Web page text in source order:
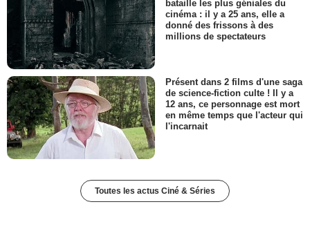
bataille les plus géniales du
cinéma : il y a 25 ans, elle a
donné des frissons à des
millions de spectateurs
Présent dans 2 films d'une saga
de science-fiction culte ! Il y a
12 ans, ce personnage est mort
en même temps que l'acteur qui
l'incarnait
Toutes les actus Ciné & Séries